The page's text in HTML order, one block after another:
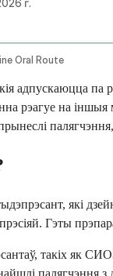
г.
Oral Route
адпускаюцца
рэагуе на
які
Гэты
такіх як
палягчэння